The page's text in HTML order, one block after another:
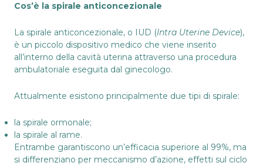
Cos’è la spirale anticoncezionale
La spirale anticoncezionale, o IUD (Intra Uterine Device),
è un piccolo dispositivo medico che viene inserito
all’interno della cavità uterina attraverso una procedura
ambulatoriale eseguita dal ginecologo.
Attualmente esistono principalmente due tipi di spirale:
la spirale ormonale;
la spirale al rame.
Entrambe garantiscono un’efficacia superiore al 99%, ma
si differenziano per meccanismo d’azione, effetti sul ciclo